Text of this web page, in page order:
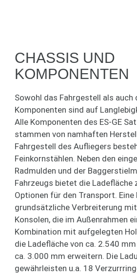
CHASSIS UND
KOMPONENTEN
Sowohl das Fahrgestell als auch
Komponenten sind auf
Alle Komponenten des ES-GE
stammen von namhaften
Fahrgestell des Aufliegers
Feinkornstählen. Neben den
Radmulden und der
Fahrzeugs bietet die Ladefläche
Optionen für den Transport.
grundsätzliche Verbreiterung
Konsolen, die im Außenrahmen
Kombination mit aufgelegten
die Ladefläche von ca. 2.540
ca. 3.000 mm erweitern. Die
gewährleisten u.a. 18